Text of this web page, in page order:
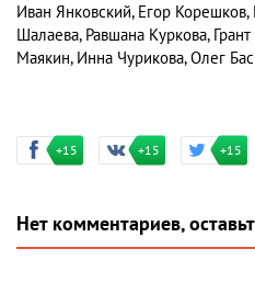
Иван Янковский, Егор
Шалаева, Равшана Куркова,
Маякин, Инна Чурикова, Олег
+15 +15 +15
Нет комментариев,